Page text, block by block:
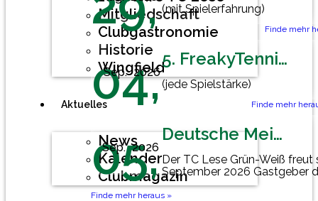
Mitgliedschaft
Clubgastronomie
Historie
Wingfield
Aktuelles
News
Kalender
Clubmagazin
(mit Spielerfahrung)
Finde mehr
Sep.
04,
2026
5. FreakyTennisFriday
(jede Spielstärke)
Finde mehr
Sep.
05,
2026
Deutsche Meisterschaft Herren 60
Der TC Lese Grün-Weiß
September 2026 Gastgeber
Mannschaftsmeisterschaft
Finde mehr heraus »